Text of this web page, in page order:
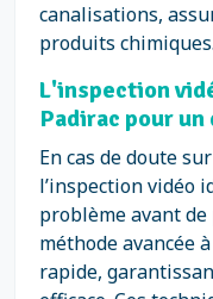
canalisations,
produits chimiques.
L'inspection
Padirac pour
En cas de doute
l’inspection vidéo
problème avant de
méthode avancée
rapide,